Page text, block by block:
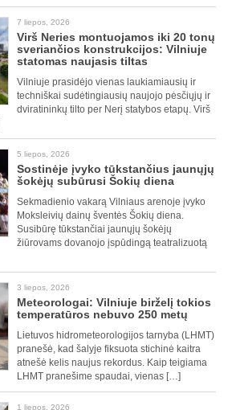
7 liepos, 2026
Virš Neries montuojamos iki 20 tonų
sveriančios konstrukcijos: Vilniuje
statomas naujasis tiltas
Vilniuje prasidėjo vienas laukiamiausių ir
techniškai sudėtingiausių naujojo pėsčiųjų ir
dviratininkų tilto per Nerį statybos etapų. Virš
5 liepos, 2026
Sostinėje įvyko tūkstančius jaunųjų
šokėjų subūrusi Šokių diena
Sekmadienio vakarą Vilniaus arenoje įvyko
Moksleivių dainų šventės Šokių diena.
Susibūrę tūkstančiai jaunųjų šokėjų
žiūrovams dovanojo įspūdingą teatralizuotą
3 liepos, 2026
Meteorologai: Vilniuje birželį tokios
temperatūros nebuvo 250 metų
Lietuvos hidrometeorologijos tarnyba (LHMT)
pranešė, kad šalyje fiksuota stichinė kaitra
atnešė kelis naujus rekordus. Kaip teigiama
LHMT pranešime spaudai, vienas […]
1 liepos, 2026